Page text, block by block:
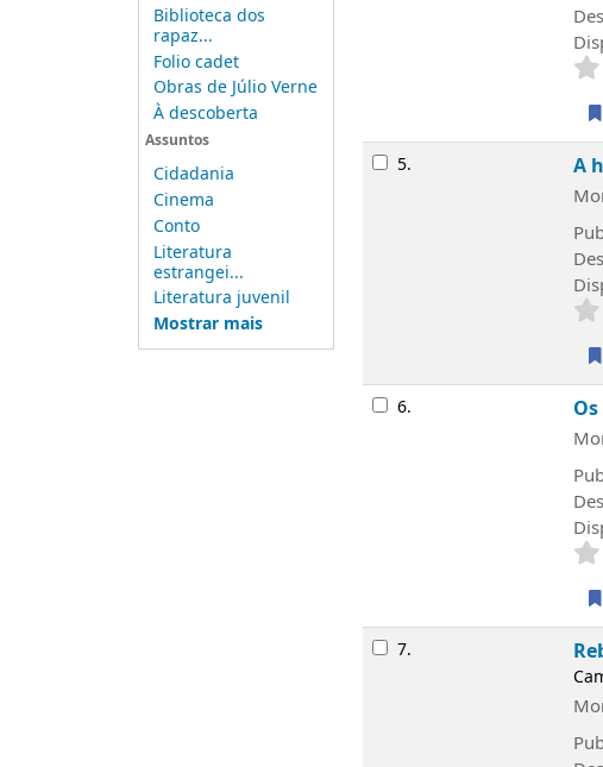
Biblioteca dos
rapaz...
Folio cadet
Obras de Júlio Verne
À descoberta
Assuntos
Cidadania
Cinema
Conto
Literatura
estrangei...
Literatura juvenil
Mostrar mais
Imagem de capa local
Imagem de capa local